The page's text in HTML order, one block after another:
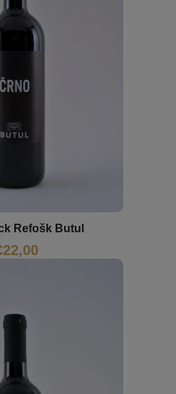
Refošk Butul
22,00